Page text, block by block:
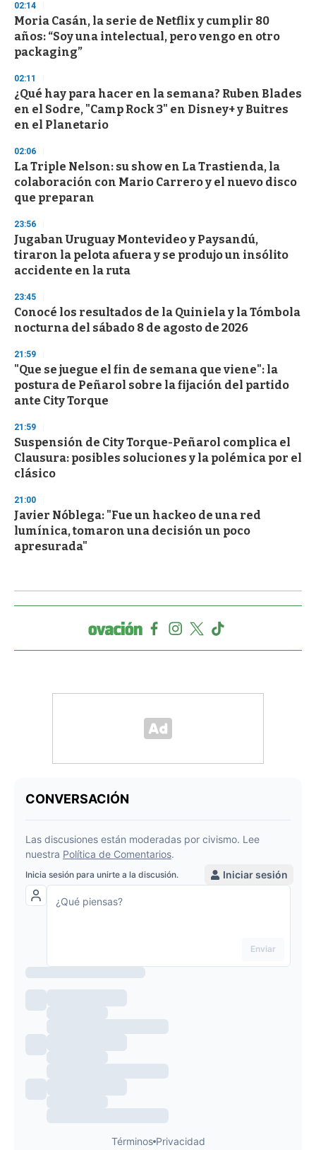
d
s
o
f
3
s
c
o
n
02:14
Moria Casán, la serie de Netflix y cumplir 80
años: “Soy una intelectual, pero vengo en otro
packaging”
02:11
¿Qué hay para hacer en la semana? Ruben Blades
en el Sodre, "Camp Rock 3" en Disney+ y Buitres
en el Planetario
02:06
La Triple Nelson: su show en La Trastienda, la
colaboración con Mario Carrero y el nuevo disco
que preparan
23:56
Jugaban Uruguay Montevideo y Paysandú,
tiraron la pelota afuera y se produjo un insólito
accidente en la ruta
23:45
Conocé los resultados de la Quiniela y la Tómbola
nocturna del sábado 8 de agosto de 2026
21:59
"Que se juegue el fin de semana que viene": la
postura de Peñarol sobre la fijación del partido
ante City Torque
21:59
Suspensión de City Torque-Peñarol complica el
Clausura: posibles soluciones y la polémica por el
clásico
21:00
Javier Nóblega: "Fue un hackeo de una red
lumínica, tomaron una decisión un poco
apresurada"